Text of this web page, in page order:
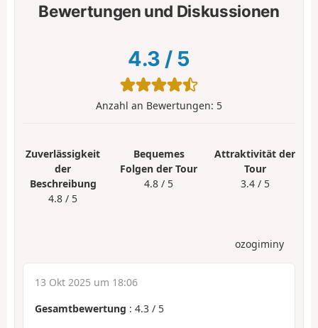
Bewertungen und Diskussionen
4.3 / 5
Anzahl an Bewertungen: 5
Zuverlässigkeit
der
Beschreibung
4.8 / 5
Bequemes
Folgen der Tour
4.8 / 5
Attraktivität der
Tour
3.4 / 5
ozogiminy
13 Okt 2025 um 18:06
Gesamtbewertung : 4.3 / 5